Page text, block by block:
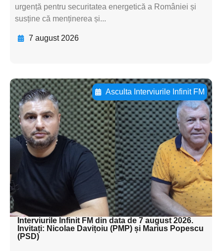
urgență pentru securitatea energetică a României și
susține că menținerea și...
7 august 2026
Asculta Interviurile Infinit FM
Adaugă aici textul pentru
subtitluAdaugă aici
textul pentru
subtitluAdaugă aici
textul pentru
subtitluAdaugă aici
textul pentru subti
Interviurile Infinit FM din data de 7 august 2026.
Invitați: Nicolae Davițoiu (PMP) și Marius Popescu
(PSD)